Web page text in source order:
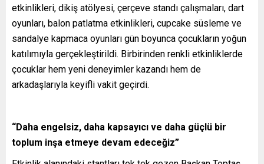
etkinlikleri, dikiş atölyesi, çerçeve standı çalışmaları, dart
oyunları, balon patlatma etkinlikleri, cupcake süsleme ve
sandalye kapmaca oyunları gün boyunca çocukların yoğun
katılımıyla gerçekleştirildi. Birbirinden renkli etkinliklerde
çocuklar hem yeni deneyimler kazandı hem de
arkadaşlarıyla keyifli vakit geçirdi.
“Daha engelsiz, daha kapsayıcı ve daha güçlü bir
toplum inşa etmeye devam edeceğiz”